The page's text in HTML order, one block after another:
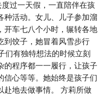
过一天假，一直陪伴在孩
种活动。女儿、儿子参加溜
开车七八个小时，辗转各地
到饺子，她冒着风雪步行
们有独特想法的时候立刻
的程序都一一履行，让孩子
信心等等。她始终是孩子们
赴地去做事情。 方莉所做